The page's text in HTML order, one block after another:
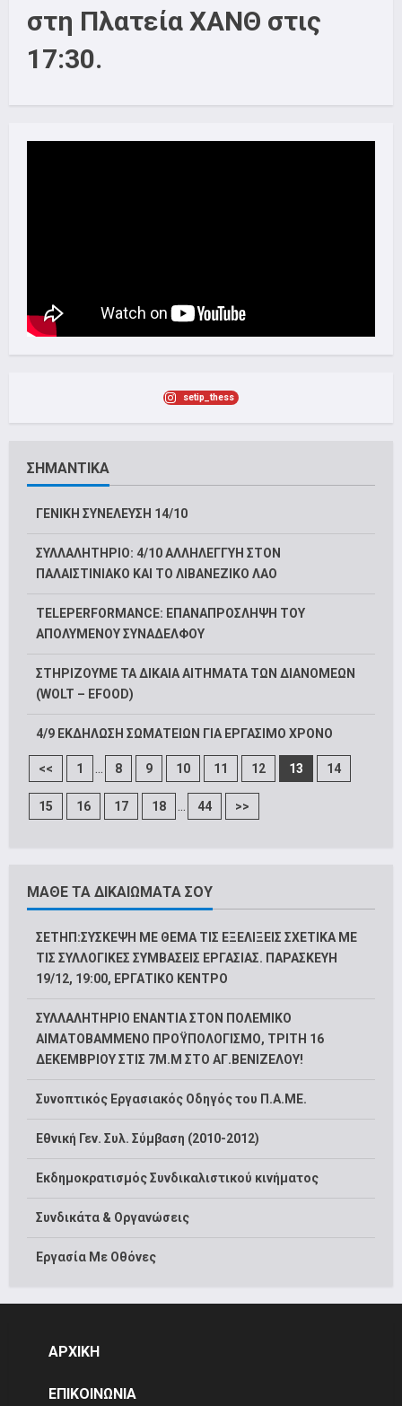
στη Πλατεία ΧΑΝΘ στις
17:30.
setip_thess
ΣΗΜΑΝΤΙΚΑ
ΓΕΝΙΚΗ ΣΥΝΕΛΕΥΣΗ 14/10
ΣΥΛΛΑΛΗΤΗΡΙΟ: 4/10 ΑΛΛΗΛΕΓΓΥΗ ΣΤΟΝ
ΠΑΛΑΙΣΤΙΝΙΑΚΟ ΚΑΙ ΤΟ ΛΙΒΑΝΕΖΙΚΟ ΛΑΟ
TELEPERFORMANCE: ΕΠΑΝΑΠΡΟΣΛΗΨΗ ΤΟΥ
ΑΠΟΛΥΜΕΝΟΥ ΣΥΝΑΔΕΛΦΟΥ
ΣΤΗΡΙΖΟΥΜΕ ΤΑ ΔΙΚΑΙΑ ΑΙΤΗΜΑΤΑ ΤΩΝ ΔΙΑΝΟΜΕΩΝ
(WOLT – EFOOD)
4/9 ΕΚΔΗΛΩΣΗ ΣΩΜΑΤΕΙΩΝ ΓΙΑ ΕΡΓΑΣΙΜΟ ΧΡΟΝΟ
<< 1 ... 8 9 10 11 12 13 14
15 16 17 18 ... 44 >>
ΜΑΘΕ ΤΑ ΔΙΚΑΙΩΜΑΤΑ ΣΟΥ
ΣΕΤΗΠ:ΣΥΣΚΕΨΗ ΜΕ ΘΕΜΑ ΤΙΣ ΕΞΕΛΙΞΕΙΣ ΣΧΕΤΙΚΑ ΜΕ
ΤΙΣ ΣΥΛΛΟΓΙΚΕΣ ΣΥΜΒΑΣΕΙΣ ΕΡΓΑΣΙΑΣ. ΠΑΡΑΣΚΕΥΗ
19/12, 19:00, ΕΡΓΑΤΙΚΟ ΚΕΝΤΡΟ
ΣΥΛΛΑΛΗΤΗΡΙΟ ΕΝΑΝΤΙΑ ΣΤΟΝ ΠΟΛΕΜΙΚΟ
ΑΙΜΑΤΟΒΑΜΜΕΝΟ ΠΡΟΫΠΟΛΟΓΙΣΜΟ, ΤΡΙΤΗ 16
ΔΕΚΕΜΒΡΙΟΥ ΣΤΙΣ 7Μ.Μ ΣΤΟ ΑΓ.ΒΕΝΙΖΕΛΟΥ!
Συνοπτικός Εργασιακός Οδηγός του Π.Α.ΜΕ.
Εθνική Γεν. Συλ. Σύμβαση (2010-2012)
Εκδημοκρατισμός Συνδικαλιστικού κινήματος
Συνδικάτα & Οργανώσεις
Εργασία Με Οθόνες
ΑΡΧΙΚΗ
ΕΠΙΚΟΙΝΩΝΙΑ